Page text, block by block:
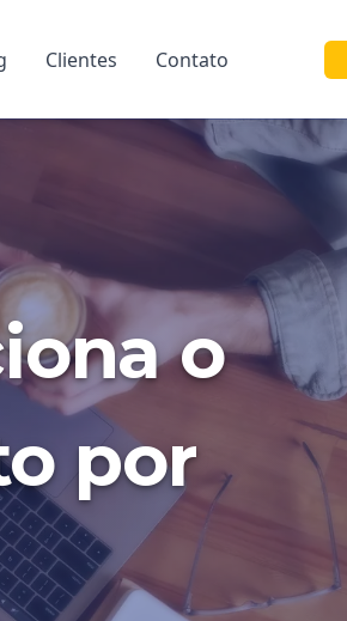
Clientes Contato
o
por